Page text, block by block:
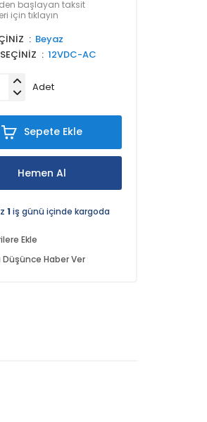
başlayan taksit
için tıklayın
Beyaz
12VDC-AC
Adet
Sepete Ekle
Hemen Al
1 iş günü içinde kargoda
Ekle
Düşünce Haber Ver